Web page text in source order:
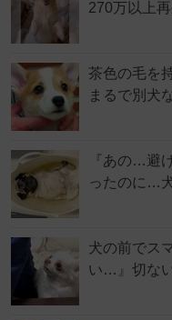
270万以上
茶色の毛を
まるで別犬
『あの…避
ったのに…
犬の前でス
い…』切な